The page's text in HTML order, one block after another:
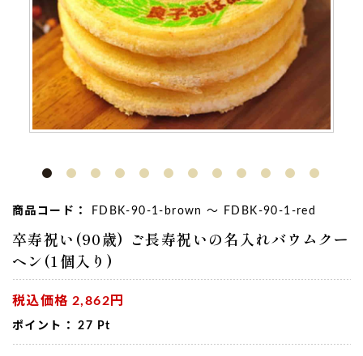
商品コード： FDBK-90-1-brown ～ FDBK-90-1-red
卒寿祝い(90歳) ご長寿祝いの名入れバウムクー
ヘン(1個入り)
税込価格 2,862円
ポイント： 27 Pt